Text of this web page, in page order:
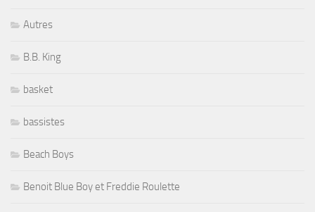
Autres
B.B. King
basket
bassistes
Beach Boys
Benoit Blue Boy et Freddie Roulette